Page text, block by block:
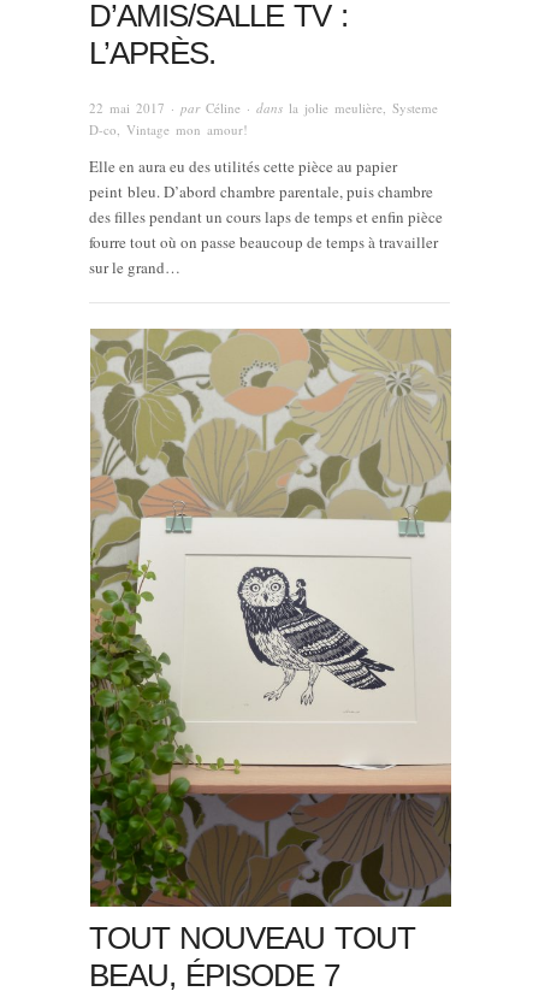
D’AMIS/SALLE TV :
L’APRÈS.
22 mai 2017 · par Céline · dans la jolie meulière, Systeme
D-co, Vintage mon amour!
Elle en aura eu des utilités cette pièce au papier
peint bleu. D’abord chambre parentale, puis chambre
des filles pendant un cours laps de temps et enfin pièce
fourre tout où on passe beaucoup de temps à travailler
sur le grand…
TOUT NOUVEAU TOUT
BEAU, ÉPISODE 7